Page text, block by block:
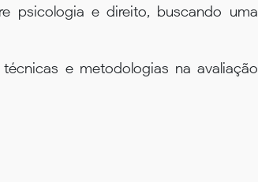
psicologia e direito, buscando uma
e metodologias na avaliação